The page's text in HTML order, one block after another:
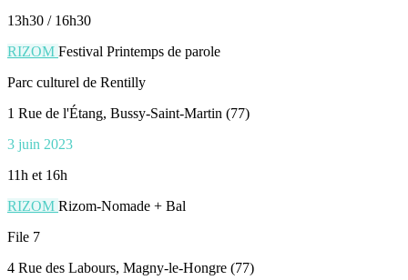
13h30 / 16h30
RIZOM Festival Printemps de parole
Parc culturel de Rentilly
1 Rue de l'Étang, Bussy-Saint-Martin (77)
3 juin 2023
11h et 16h
RIZOM Rizom-Nomade + Bal
File 7
4 Rue des Labours, Magny-le-Hongre (77)